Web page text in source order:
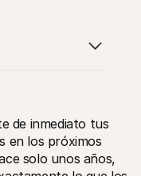
de inmediato tus
en los próximos
solo unos años,